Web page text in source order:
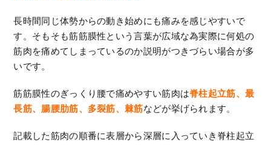
長時間同じ体勢からの動き始めにも痛みを感じやすいで
す。そもそも筋筋膜性という言葉が広域な為実際に何処の
筋肉を痛めてしまっているのか説明がつきづらい場合が多
いです。
筋筋膜性のぎっくり腰で痛めやすい筋肉は脊柱起立筋、最
長筋、腸腰肋筋、多裂筋、棘筋などが挙げられます。
記載した筋肉の順番に表層から深層に入っていき脊柱起立